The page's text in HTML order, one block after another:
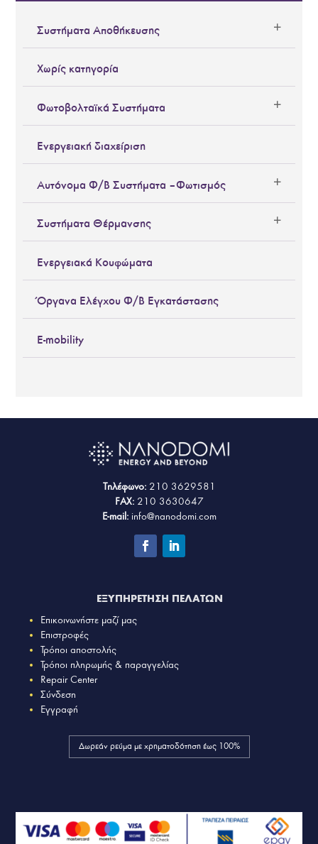
Συστήματα Αποθήκευσης
Χωρίς κατηγορία
Φωτοβολταϊκά Συστήματα
Ενεργειακή διαχείριση
Αυτόνομα Φ/Β Συστήματα – Φωτισμός
Συστήματα Θέρμανσης
Ενεργειακά Κουφώματα
Όργανα Ελέγχου Φ/Β Εγκατάστασης
E-mobility
Τηλέφωνο: 210 3629581
FAX: 210 3630647
E-mail: info@nanodomi.com
ΕΞΥΠΗΡΕΤΗΣΗ ΠΕΛΑΤΩΝ
Επικοινωνήστε μαζί μας
Επιστροφές
Τρόποι αποστολής
Τρόποι πληρωμής & παραγγελίας
Repair Center
Σύνδεση
Εγγραφή
Δωρεάν ρεύμα με χρηματοδότηση έως 100%